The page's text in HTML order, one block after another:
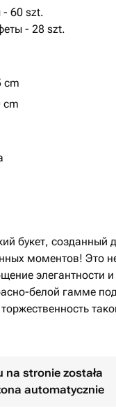
- 60 szt.
- 28 szt.
cm
cm
букет, созданный
моментов! Это
элегантности
белой гамме
идеальным
na stronie została
automatycznie